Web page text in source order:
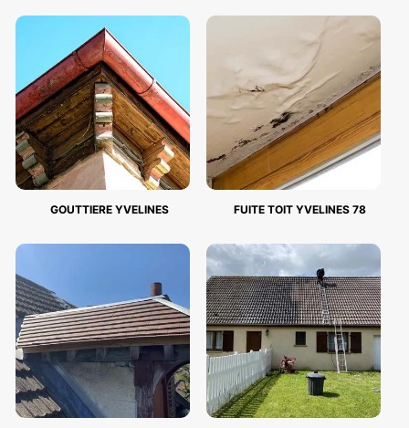
GOUTTIERE YVELINES FUITE TOIT YVELINES 78